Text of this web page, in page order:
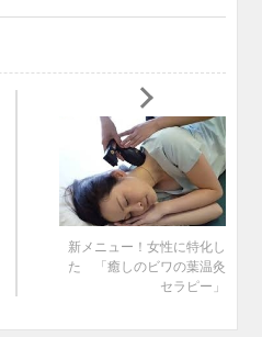
新メニュー！女性に特化し
た 「癒しのビワの葉温灸
セラピー」